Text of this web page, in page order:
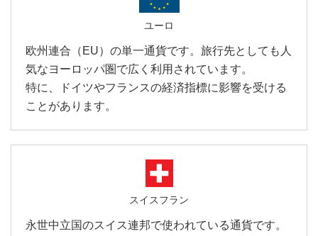
ユーロ
欧州連合（EU）の単一通貨です。旅行先としても人
気なヨーロッパ圏で広く利用されています。
特に、ドイツやフランスの経済指標に影響を受ける
ことがあります。
スイスフラン
永世中立国のスイス連邦で使われている通貨です。